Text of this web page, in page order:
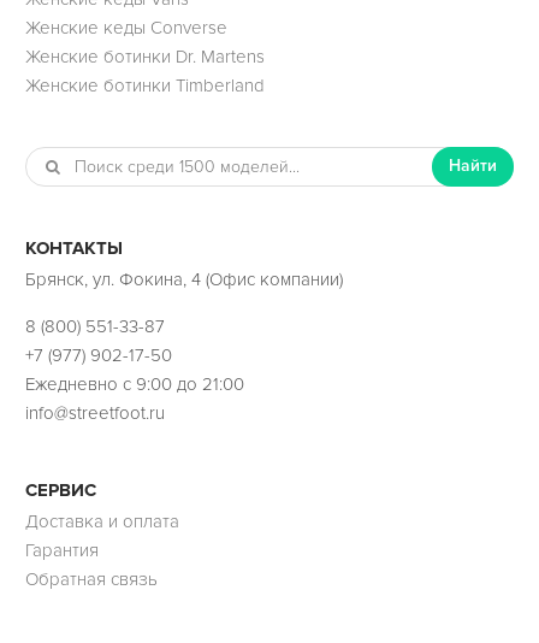
Женские кеды Converse
Женские ботинки Dr. Martens
Женские ботинки Timberland
Найти
КОНТАКТЫ
Брянск, ул. Фокина, 4 (Офис компании)
8 (800) 551-33-87
+7 (977) 902-17-50
Ежедневно с 9:00 до 21:00
info@streetfoot.ru
СЕРВИС
Доставка и оплата
Гарантия
Обратная связь